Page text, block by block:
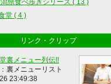
県食べ歩きシリーズ ( 13 )
堂 ( 4 )
リンク・クリップ
裏メニュー列伝!!
裏メニューリスト
23:49:38